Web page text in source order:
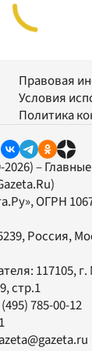
Правовая
Условия
Политика
–
, ОГРН
Россия,
117105, г.
стр.1
785-00-12